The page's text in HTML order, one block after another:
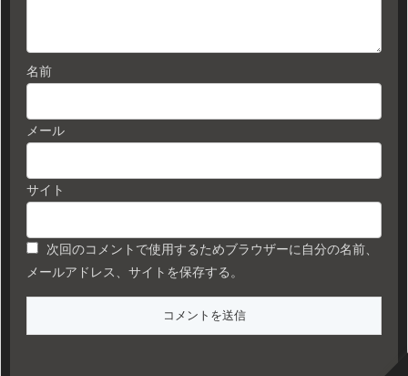
名前
メール
サイト
次回のコメントで使用するためブラウザーに自分の名前、
メールアドレス、サイトを保存する。